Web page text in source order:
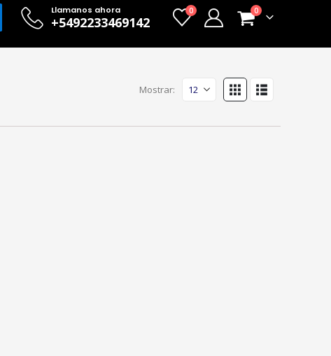
Llamanos ahora
+5492233469142
0 0
Mostrar: